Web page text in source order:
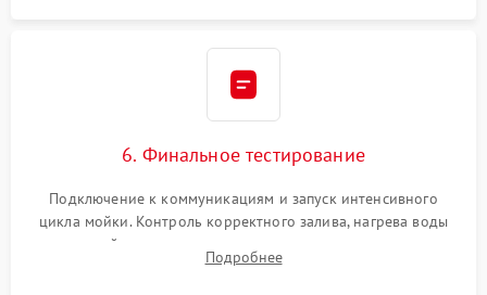
6. Финальное тестирование
Подключение к коммуникациям и запуск интенсивного
цикла мойки. Контроль корректного залива, нагрева воды
до нужной температуры, отсутствия посторонних шумов,
штатного слива и абсолютной сухости в поддоне.
Подробнее